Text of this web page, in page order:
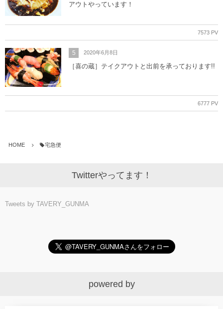
アウトやっています！
7573 PV
5 2020年6月8日
［喜の蔵］テイクアウトと出前を承っております!!
6777 PV
HOME 宅急便
Twitterやってます！
Tweets by TAVERY_GUNMA
powered by